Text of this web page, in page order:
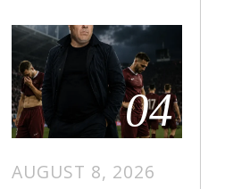
04
AUGUST 8, 2026